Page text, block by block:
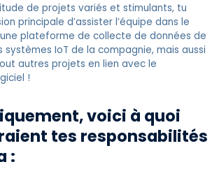
de projets variés et stimulants, tu
principale d’assister l’équipe dans le
plateforme de collecte de données de
IoT de la compagnie, mais aussi
autres projets en lien avec le
!
voici à quoi
tes responsabilités
: